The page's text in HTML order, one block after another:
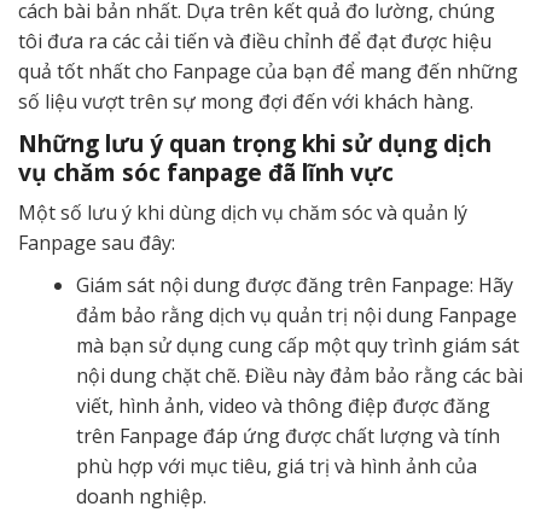
cách bài bản nhất. Dựa trên kết quả đo lường, chúng
tôi đưa ra các cải tiến và điều chỉnh để đạt được hiệu
quả tốt nhất cho Fanpage của bạn để mang đến những
số liệu vượt trên sự mong đợi đến với khách hàng.
Những lưu ý quan trọng khi sử dụng dịch
vụ chăm sóc fanpage đã lĩnh vực
Một số lưu ý khi dùng dịch vụ chăm sóc và quản lý
Fanpage sau đây:
Giám sát nội dung được đăng trên Fanpage: Hãy
đảm bảo rằng dịch vụ quản trị nội dung Fanpage
mà bạn sử dụng cung cấp một quy trình giám sát
nội dung chặt chẽ. Điều này đảm bảo rằng các bài
viết, hình ảnh, video và thông điệp được đăng
trên Fanpage đáp ứng được chất lượng và tính
phù hợp với mục tiêu, giá trị và hình ảnh của
doanh nghiệp.